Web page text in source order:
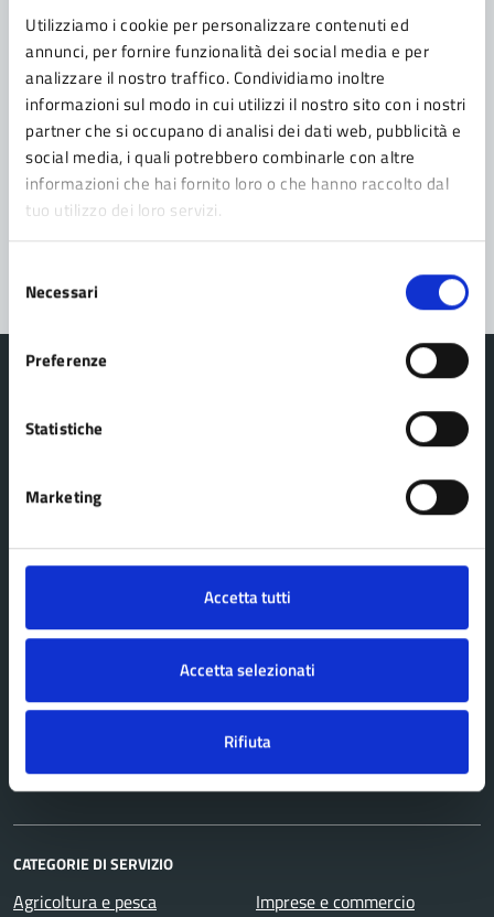
Utilizziamo i cookie per personalizzare contenuti ed
annunci, per fornire funzionalità dei social media e per
analizzare il nostro traffico. Condividiamo inoltre
informazioni sul modo in cui utilizzi il nostro sito con i nostri
partner che si occupano di analisi dei dati web, pubblicità e
social media, i quali potrebbero combinarle con altre
informazioni che hai fornito loro o che hanno raccolto dal
tuo utilizzo dei loro servizi.
delNecessari
Preferenze
Statistiche
Marketing
Accetta tutti
Accetta selezionati
Rifiuta
Leggi le domande frequenti
Richiedi assistenza
Prenota appuntamento
Problemi in città
Segnala disservizio
Organi di governo
Uffici
Politici
Documenti e dati
CATEGORIE DI SERVIZIO
Agricoltura e pesca
Imprese e commercio